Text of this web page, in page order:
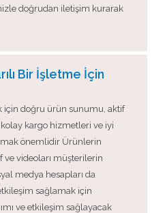
doğrudan iletişim kurarak
Bir İşletme İçin
için doğru ürün sunumu, aktif
kargo hizmetleri ve iyi
önemlidir Ürünlerin
ve videoları müşterilerin
medya hesapları da
sağlamak için
ve etkileşim sağlayacak